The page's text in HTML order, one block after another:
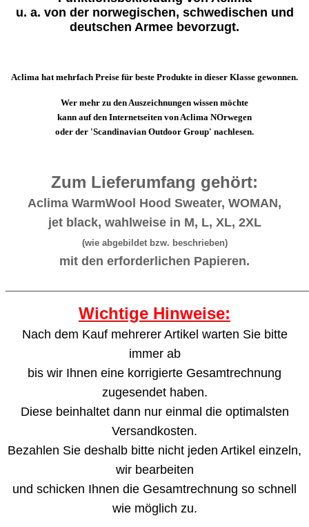
u. a. von der norwegischen, schwedischen und
deutschen Armee bevorzugt.
Aclima hat mehrfach Preise für beste Produkte in dieser Klasse gewonnen.
Wer mehr zu den Auszeichnungen wissen möchte
kann auf den Internetseiten von Aclima NOrwegen
oder der 'Scandinavian Outdoor Group' nachlesen.
Zum Lieferumfang gehört:
Aclima WarmWool Hood Sweater, WOMAN,
jet black, wahlweise in M, L, XL, 2XL
(wie abgebildet bzw. beschrieben)
mit den erforderlichen Papieren.
Wichtige Hinweise:
Nach dem Kauf mehrerer Artikel warten Sie bitte
immer ab
bis wir Ihnen eine korrigierte Gesamtrechnung
zugesendet haben.
Diese beinhaltet dann nur einmal die optimalsten
Versandkosten.
Bezahlen Sie deshalb bitte nicht jeden Artikel einzeln,
wir bearbeiten
und schicken Ihnen die Gesamtrechnung so schnell
wie möglich zu.